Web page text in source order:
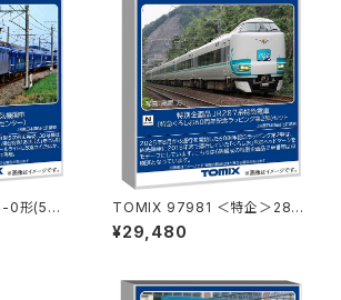
0形(5次
Nゲージ
）◇
TOMIX 97981 ＜特企＞287
系(特急くろしお60周年記念ラッ
ピング第2弾)セット(6両) Nゲー
¥29,480